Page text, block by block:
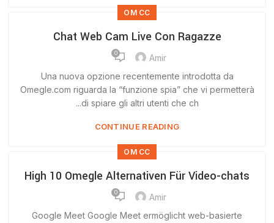
OM CC
Chat Web Cam Live Con Ragazze
Amir
0
Una nuova opzione recentemente introdotta da
Omegle.com riguarda la “funzione spia” che vi permetterà
di spiare gli altri utenti che ch...
CONTINUE READING
OM CC
High 10 Omegle Alternativen Für Video-chats
Amir
0
Google Meet Google Meet ermöglicht web-basierte